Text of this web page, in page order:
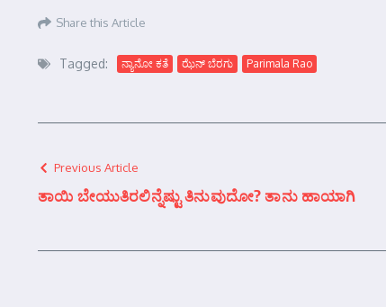
Share this Article
Tagged: ನ್ಯಾನೋ ಕತೆ ಝೆನ್ ಬೆರಗು Parimala Rao
Previous Article
ತಾಯಿ ಬೇಯುತಿರಲಿನ್ನೆಷ್ಟು ತಿನುವುದೋ? ತಾನು ಹಾಯಾಗಿ